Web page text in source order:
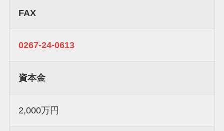
FAX
0267-24-0613
資本金
2,000万円